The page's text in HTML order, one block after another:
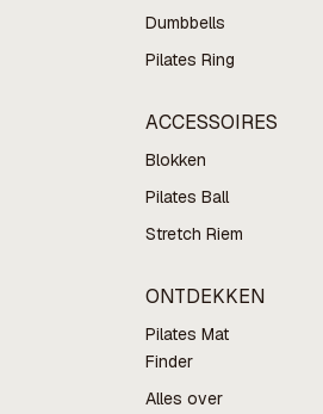
Dumbbells
Pilates Ring
ACCESSOIRES
Blokken
Pilates Ball
Stretch Riem
ONTDEKKEN
Pilates Mat
Finder
Alles over